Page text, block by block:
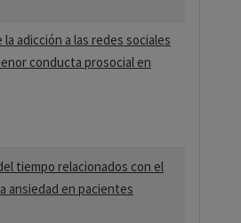
adicción a las redes sociales
conducta prosocial en
tiempo relacionados con el
ansiedad en pacientes